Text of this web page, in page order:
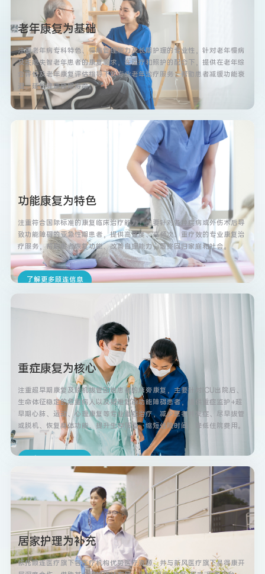
老年康复为基础
注重老年病专科特色、慢病管理能力及长期护理的专业性，针对老年慢病
及失能失智老年患者的康复需求，在医疗和照护的配合下，提供在老年综
合评估及老年康复评估指导下的专业老年治疗服务，帮助患者减缓功能衰
退、延长健康预期寿命。
了解更多顾连信息
功能康复为特色
注重符合国际标准的康复临床治疗能力，主要针对各种疾病或外伤术后导
致功能障碍的亚急性期患者，提供高强度、高频次、重疗效的专业康复治
疗服务，帮助患者恢复功能、改善自理能力，最终回归家庭和社会。
了解更多顾连信息
重症康复为核心
注重超早期康复及脱机拔管困难患者的床旁康复，主要针对ICU出院后、
生命体征稳定的危重病人以及疑难复杂功能障碍患者，提供重症监护+超
早期心肺、运动、心理康复等专业重症治疗，减少患者并发症、尽早拔管
或脱机、恢复身体功能、提升生存质量、缩短住院时间、降低住院费用。
居家护理为补充
依托顾连医疗旗下各医疗机构优势医疗资源，并与新风医疗旗下易得康开